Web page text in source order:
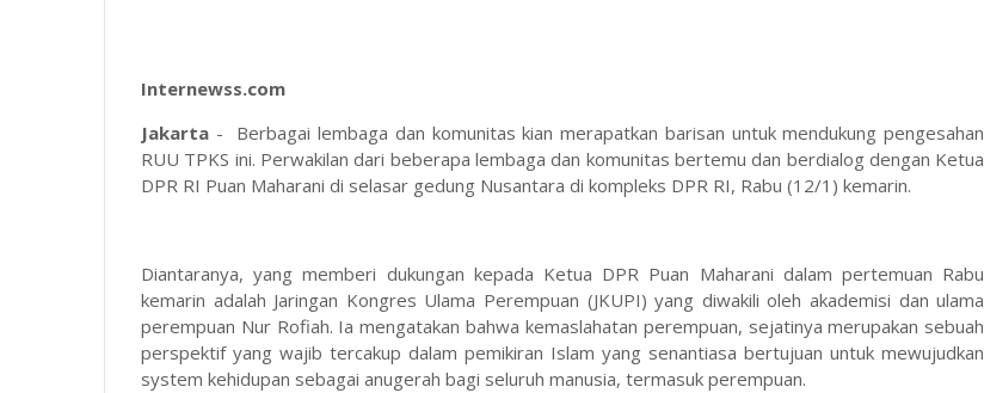
Internewss.com
Jakarta - Berbagai lembaga dan komunitas kian merapatkan barisan untuk mendukung pengesahan
RUU TPKS ini. Perwakilan dari beberapa lembaga dan komunitas bertemu dan berdialog dengan Ketua
DPR RI Puan Maharani di selasar gedung Nusantara di kompleks DPR RI, Rabu (12/1) kemarin.
Diantaranya, yang memberi dukungan kepada Ketua DPR Puan Maharani dalam pertemuan Rabu
kemarin adalah Jaringan Kongres Ulama Perempuan (JKUPI) yang diwakili oleh akademisi dan ulama
perempuan Nur Rofiah. Ia mengatakan bahwa kemaslahatan perempuan, sejatinya merupakan sebuah
perspektif yang wajib tercakup dalam pemikiran Islam yang senantiasa bertujuan untuk mewujudkan
system kehidupan sebagai anugerah bagi seluruh manusia, termasuk perempuan.